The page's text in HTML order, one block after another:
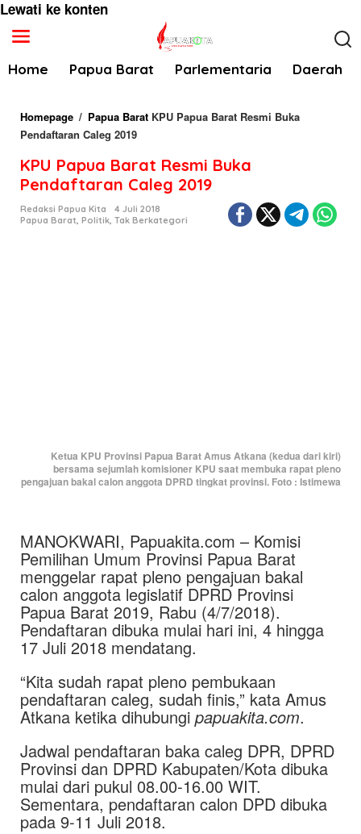
Lewati ke konten
Home Papua Barat Parlementaria Daerah
Homepage / Papua Barat KPU Papua Barat Resmi Buka
Pendaftaran Caleg 2019
KPU Papua Barat Resmi Buka
Pendaftaran Caleg 2019
Redaksi Papua Kita
4 Juli 2018
Papua Barat, Politik, Tak Berkategori
Ketua KPU Provinsi Papua Barat Amus Atkana (kedua dari kiri)
bersama sejumlah komisioner KPU saat membuka rapat pleno
pengajuan bakal calon anggota DPRD tingkat provinsi. Foto : Istimewa
MANOKWARI, Papuakita.com – Komisi
Pemilihan Umum Provinsi Papua Barat
menggelar rapat pleno pengajuan bakal
calon anggota legislatif DPRD Provinsi
Papua Barat 2019, Rabu (4/7/2018).
Pendaftaran dibuka mulai hari ini, 4 hingga
17 Juli 2018 mendatang.
“Kita sudah rapat pleno pembukaan
pendaftaran caleg, sudah finis,” kata Amus
Atkana ketika dihubungi papuakita.com.
Jadwal pendaftaran baka caleg DPR, DPRD
Provinsi dan DPRD Kabupaten/Kota dibuka
mulai dari pukul 08.00-16.00 WIT.
Sementara, pendaftaran calon DPD dibuka
pada 9-11 Juli 2018.